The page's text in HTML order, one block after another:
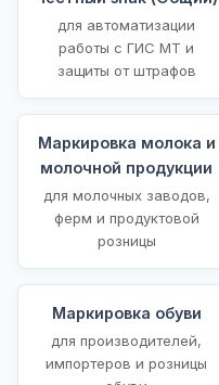
для автоматизации
работы с ГИС МТ и
защиты от штрафов
Маркировка молока и
молочной продукции
для молочных заводов,
ферм и продуктовой
розницы
Маркировка обуви
для производителей,
импортеров и розницы